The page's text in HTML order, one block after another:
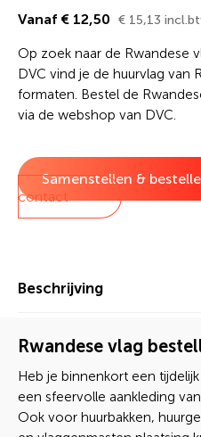
Vanaf € 12,50 € 15,13
Op zoek naar de Rwandese
DVC vind je de huurvlag van
formaten. Bestel de
via de webshop van DVC.
Samenstellen &
contact
Beschrijving
Rwandese vlag
Heb je binnenkort een
een sfeervolle aankleding
Ook voor huurbakken,